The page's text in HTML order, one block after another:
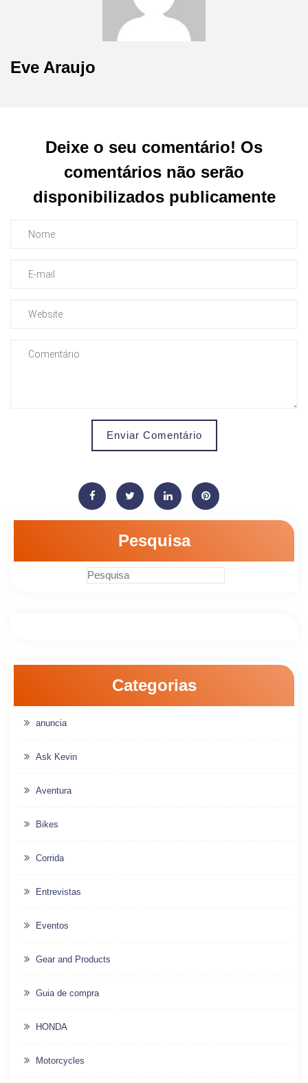
Eve Araujo
Deixe o seu comentário! Os
comentários não serão
disponibilizados publicamente
Enviar Comentário
Pesquisa
Categorias
anuncia
Ask Kevin
Aventura
Bikes
Corrida
Entrevistas
Eventos
Gear and Products
Guia de compra
HONDA
Motorcycles